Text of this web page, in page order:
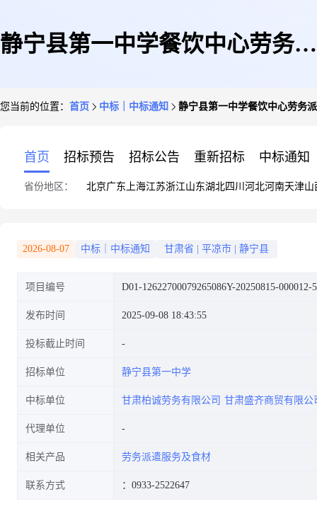
静宁县第一中学餐饮中心劳务派
您当前的位置： 首页 中标｜中标通知 静宁县第一中学餐饮中心劳务
首页 招标预告 招标公告 重新招标 中标通知
省份地区： 北京广东 上海江苏浙江山东湖北四川 河北河南天津山
2026-08-07 中标｜中标通知 甘肃省 平凉市 静宁县
项目编号 D01-12622700079265086Y-20250815-000012-5
发布时间 2025-09-08 18:43:55
投标截止时间
招标单位 静宁县第一中学
中标单位 甘肃柏诚劳务有限公司 甘肃盛齐商贸有限公
代理单位
相关产品 劳务派遣服务及食材
联系方式 ：0933-2522647